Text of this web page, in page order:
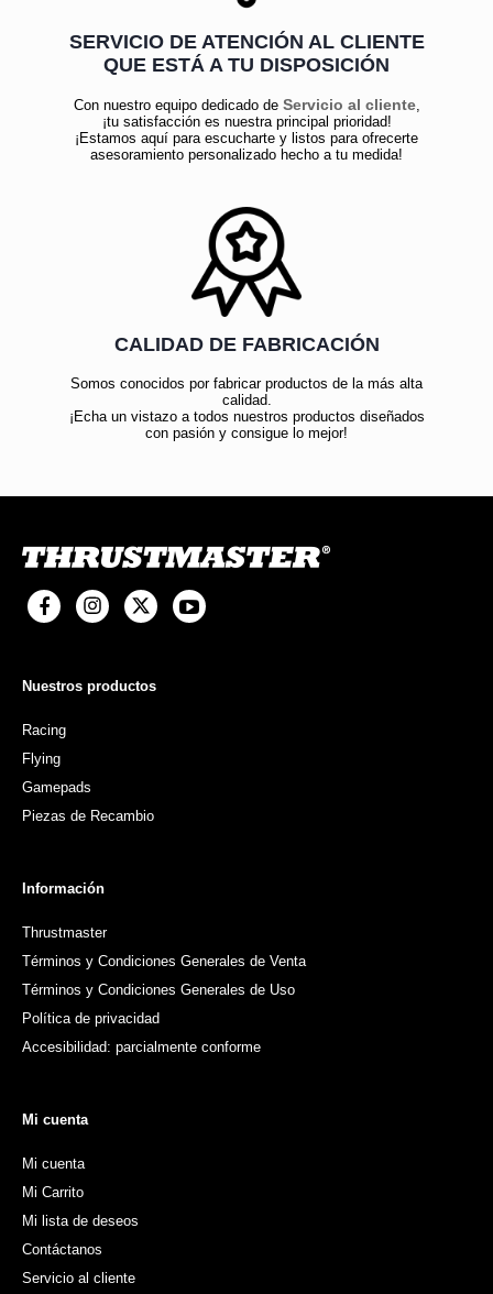
SERVICIO DE ATENCIÓN AL CLIENTE
QUE ESTÁ A TU DISPOSICIÓN
Con nuestro equipo dedicado de Servicio al cliente,
¡tu satisfacción es nuestra principal prioridad!
¡Estamos aquí para escucharte y listos para ofrecerte
asesoramiento personalizado hecho a tu medida!
CALIDAD DE FABRICACIÓN
Somos conocidos por fabricar productos de la más alta
calidad.
¡Echa un vistazo a todos nuestros productos diseñados
con pasión y consigue lo mejor!
Nuestros productos
Racing
Flying
Gamepads
Piezas de Recambio
Información
Thrustmaster
Términos y Condiciones Generales de Venta
Términos y Condiciones Generales de Uso
Política de privacidad
Accesibilidad: parcialmente conforme
Mi cuenta
Mi cuenta
Mi Carrito
Mi lista de deseos
Contáctanos
Servicio al cliente